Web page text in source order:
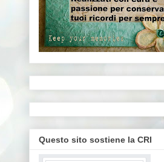
Questo sito sostiene la CRI